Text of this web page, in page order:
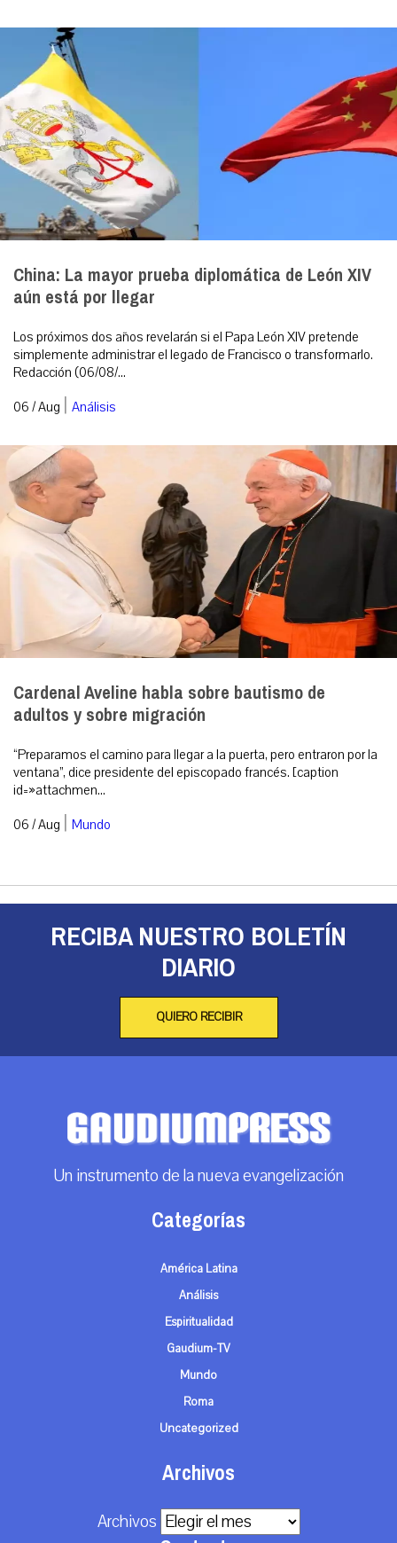
China: La mayor prueba diplomática de León XIV
aún está por llegar
Los próximos dos años revelarán si el Papa León XIV pretende
simplemente administrar el legado de Francisco o transformarlo.
Redacción (06/08/...
06 / Aug | Análisis
Cardenal Aveline habla sobre bautismo de
adultos y sobre migración
“Preparamos el camino para llegar a la puerta, pero entraron por la
ventana”, dice presidente del episcopado francés. [caption
id=»attachmen...
06 / Aug | Mundo
RECIBA NUESTRO BOLETÍN
DIARIO
QUIERO RECIBIR
Un instrumento de la nueva evangelización
Categorías
América Latina
Análisis
Espiritualidad
Gaudium-TV
Mundo
Roma
Uncategorized
Archivos
Archivos